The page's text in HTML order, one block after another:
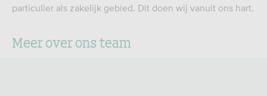
particulier als zakelijk gebied. Dit doen wij vanuit ons hart.
Meer over ons team